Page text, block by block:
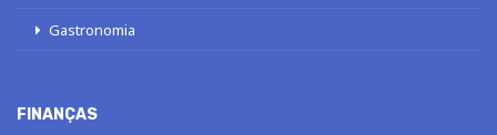
Gastronomia
FINANÇAS